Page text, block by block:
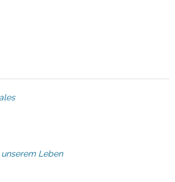
Leben